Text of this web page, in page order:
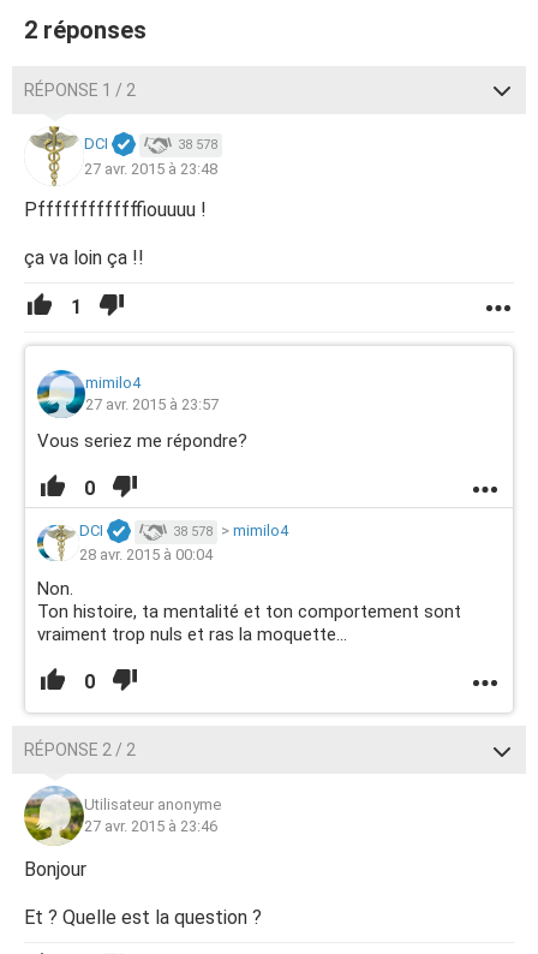
2 réponses
RÉPONSE 1 / 2
DCI 38 578
27 avr. 2015 à 23:48
Pfffffffffffffiouuuu !
ça va loin ça !!
1
mimilo4
27 avr. 2015 à 23:57
Vous seriez me répondre?
0
DCI 38 578 > mimilo4
28 avr. 2015 à 00:04
Non.
Ton histoire, ta mentalité et ton comportement sont
vraiment trop nuls et ras la moquette...
0
RÉPONSE 2 / 2
Utilisateur anonyme
27 avr. 2015 à 23:46
Bonjour
Et ? Quelle est la question ?